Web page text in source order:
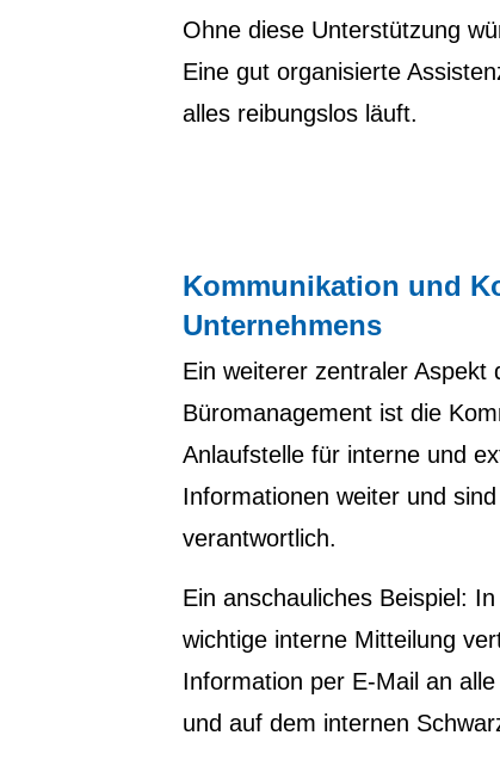
Ohne diese Unterstützung
Eine gut organisierte
alles reibungslos läuft.
Kommunikation und
Unternehmens
Ein weiterer zentraler Aspekt
Büromanagement ist die
Anlaufstelle für interne und
Informationen weiter und
verantwortlich.
Ein anschauliches Beispiel:
wichtige interne Mitteilung
Information per E-Mail an
und auf dem internen